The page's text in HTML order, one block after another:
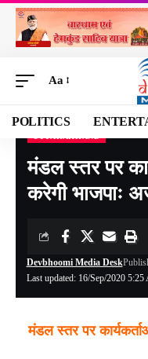
Aa
POLITICS
Devbhoomi Media>Blog>
मंडल स्तर पर
करेगी भाजपाः
Last updated: 16/Sep/2020 5:25
Devbhoomi Media Desk
मंडल स्तर पर